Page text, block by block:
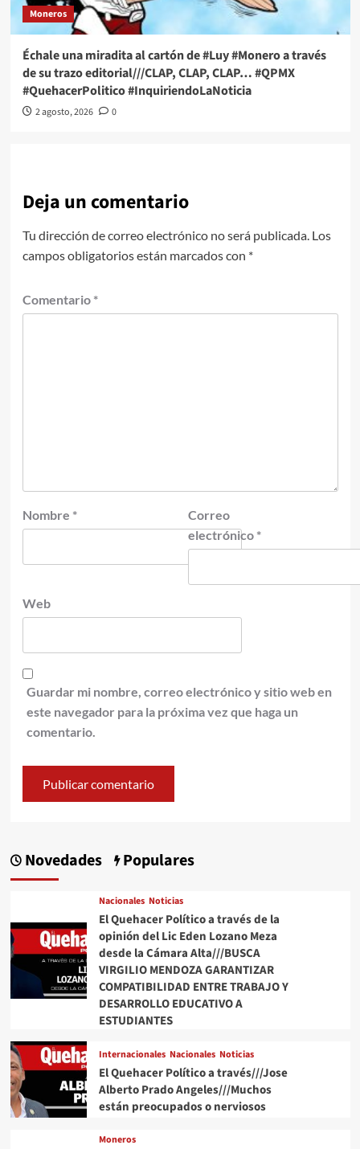
Moneros
Échale una miradita al cartón de #Luy #Monero a través
de su trazo editorial///CLAP, CLAP, CLAP… #QPMX
#QuehacerPolitico #InquiriendoLaNoticia
2 agosto, 2026 0
Deja un comentario
Tu dirección de correo electrónico no será publicada. Los
campos obligatorios están marcados con *
Comentario *
Nombre *
Correo
electrónico *
Web
Guardar mi nombre, correo electrónico y sitio web en
este navegador para la próxima vez que haga un
comentario.
Novedades Populares
Nacionales Noticias
El Quehacer Político a través de la
opinión del Lic Eden Lozano Meza
desde la Cámara Alta///BUSCA
VIRGILIO MENDOZA GARANTIZAR
COMPATIBILIDAD ENTRE TRABAJO Y
DESARROLLO EDUCATIVO A
ESTUDIANTES
Internacionales Nacionales Noticias
El Quehacer Político a través///Jose
Alberto Prado Angeles///Muchos
están preocupados o nerviosos
Moneros